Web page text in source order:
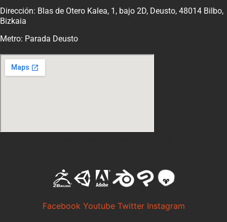
Dirección: Blas de Otero Kalea, 1, bajo 2D, Deusto, 48014 Bilbo,
Bizkaia
Metro: Parada Deusto
Facebook Youtube Twitter Instagram